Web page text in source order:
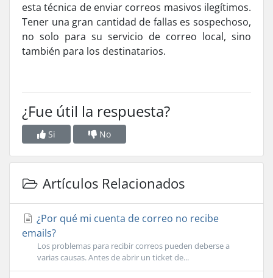
esta técnica de enviar correos masivos ilegí­timos.
Tener una gran cantidad de fallas es sospechoso,
no solo para su servicio de correo local, sino
también para los destinatarios.
¿Fue útil la respuesta?
Si No
Artículos Relacionados
¿Por qué mi cuenta de correo no recibe
emails?
Los problemas para recibir correos pueden deberse a
varias causas. Antes de abrir un ticket de...